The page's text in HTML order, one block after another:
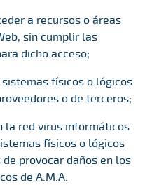
a recursos o áreas
sin cumplir las
dicho acceso;
físicos o lógicos
o de terceros;
la red virus informáticos
físicos o lógicos
provocar daños en los
de A.M.A.